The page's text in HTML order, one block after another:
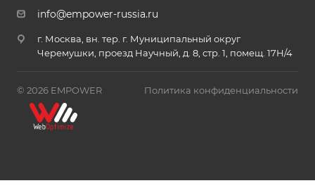
info@empower-russia.ru
г. Москва, вн. тер. г. Муниципальный округ
Черемушки, проезд Научный, д. 8, стр. 1, помещ. 17Н/4
© 2026 EMPOWER Политика конфиденциальности